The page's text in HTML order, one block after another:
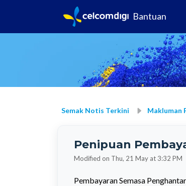
Bantuan
Semak Notis Terkini Makluman
Penipuan
Modified on Thu, 21 May at 3:32 PM
Pembayaran Semasa